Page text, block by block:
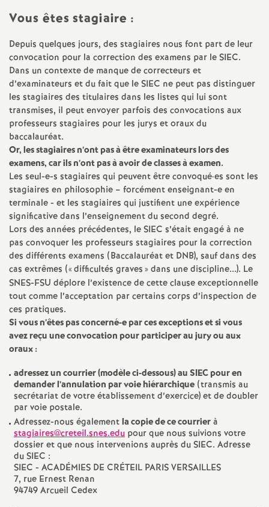
e
n
t
s
d
e
S
e
c
o
n
d
d
e
g
Vous êtes stagiaire :
Depuis quelques jours, des stagiaires nous font part de leur
convocation pour la correction des examens par leSIEC.
Dans un contexte de manque de correcteurs et
d’examinateurs et du fait que leSIEC ne peut pas distinguer
les stagiaires des titulaires dans les listes qui lui sont
transmises, il peut envoyer parfois des convocations aux
professeurs stagiaires pour les jurys et oraux du
baccalauréat.
Or, les stagiaires n’ont pas à être examinateurs lors des
examens, car ils n’ont pas à avoir de classes à examen.
Les seul-e-s stagiaires qui peuvent être convoqué·es sont les
stagiaires en philosophie – forcément enseignant-e en
terminale - et les stagiaires qui justifient une expérience
significative dans l’enseignement du second degré.
Lors des années précédentes, leSIEC s’était engagé à ne
pas convoquer les professeurs stagiaires pour la correction
des différents examens (Baccalauréat et DNB), sauf dans des
cas extrêmes («difficultés graves» dans une discipline...). Le
SNES-FSU déplore l’existence de cette clause exceptionnelle
tout comme l’acceptation par certains corps d’inspection de
ces pratiques.
Si vous n’êtes pas concerné-e par ces exceptions et si vous
avez reçu une convocation pour participer au jury ou aux
oraux :
adressez un courrier (modèle ci-dessous) auSIECpour en
demander l’annulation par voie hiérarchique (transmis au
secrétariat de votre établissement d’exercice) et de doubler
par voie postale.
Adressez-nous égalementla copie de ce courrierà
stagiaires@creteil.snes.edu pour que nous suivions votre
dossier et que nous intervenions auprès duSIEC. Adresse
duSIEC :
SIEC - ACADÉMIES DE CRÉTEIL PARISVERSAILLES
7, rue Ernest Renan
94749 Arcueil Cedex